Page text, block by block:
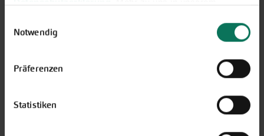
Sie können Ihre Einwilligung unter dem Link Cookie-
Notwendig
Präferenzen
Statistiken
Blattstielgemüse
Catalogna
Erbsen
Knollenfenchel
Porree/Lauch